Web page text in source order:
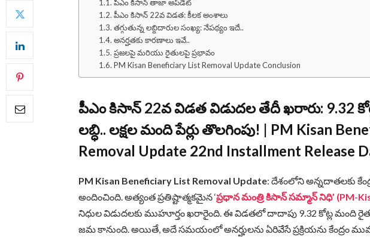
పీఎం కిసాన్ తాజా అప్‌డేట్
పీఎం కిసాన్ 22వ విడత: కీలక అంశాలు
తగ్గుతున్న లబ్ధిదారుల సంఖ్య: నేపథ్యం ఇదే..
అనర్హతకు కారణాలు ఇవే..
ప్రజలపై మరియు రైతులపై ప్రభావం
PM Kisan Beneficiary List Removal Update Conclusion
పీఎం కిసాన్ 22వ విడత విడుదల తేదీ ఖరారు: 9.32
లబ్ధి.. లక్షల మంది పేర్లు తొలగింపు! | PM Kisan
Removal Update 22nd Installment Release
PM Kisan Beneficiary List Removal Update: దేశంలోని అన్నదాతలకు
అందించింది. అత్యంత ప్రతిష్టాత్మకమైన ‘ప్రధాన మంత్రి కిసాన్ సమ్మాన్ నిధి’ (PM-
నిధుల విడుదలకు ముహూర్తం ఖరారైంది. ఈ విడతలో దాదాపు 9.32 కోట్ల మంది
జమ కానుంది. అయితే, అదే సమయంలో అనర్హులను ఏరివేసే ప్రక్రియను కేంద్రం